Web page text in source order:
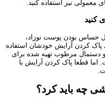
معمولی نیز استفاده کنید.
حساس بودن پوست نوزاد،
پاک کردن آرایش خودشان استفاده
مرطوب تهیه شده برای
قطعا پاک کردن آرایش با
چه باید کرد؟